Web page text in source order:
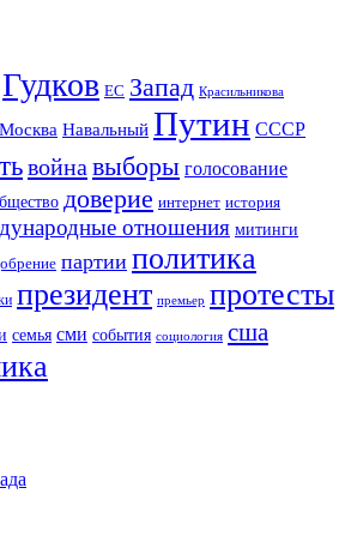
Гудков ЕС Запад Красильникова
Москва Навальный Путин СССР
войнавыборы голосование
доверие интернет история
отношения митинги
партии политика
президент премьер протесты
семья сми события социология сша